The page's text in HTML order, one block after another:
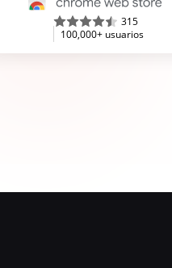
315
100,000+ usuarios